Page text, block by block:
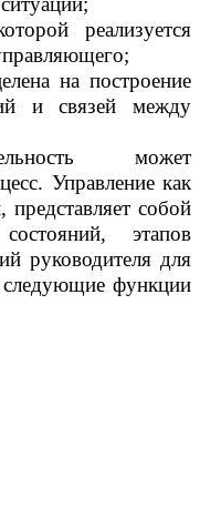
реализуется
на построение
и связей между
может
Управление как
собой
этапов
руководителя для
следующие функции